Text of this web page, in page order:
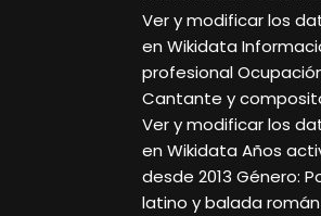
Ver y modificar los
en Wikidata
profesional
Cantante y
Ver y modificar los
en Wikidata Años
desde 2013 Género:
latino y balada